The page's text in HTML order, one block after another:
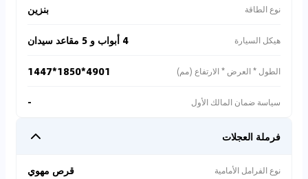
نوع الطاقة بنزين
هيكل السيارة 4 أبواب و 5 مقاعد سيدان
الطول * العرض * الارتفاع (مم) 4901*1850*1447
سياسة ضمان المالك الأول -
فرملة العجلات
نوع الفرامل الأمامية قرص مهوي